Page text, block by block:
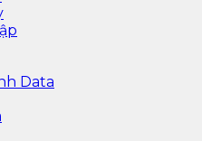
Data